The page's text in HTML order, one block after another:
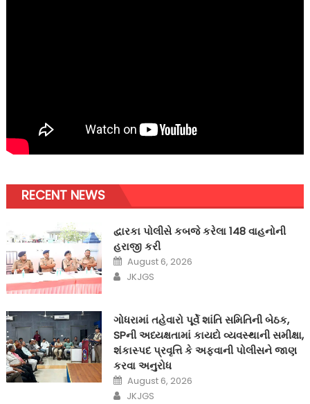
RECENT NEWS
દ્વારકા પોલીસે કબજે કરેલા 148 વાહનોની
હરાજી કરી
Posted
on
August 6, 2026
Author
JKJGS
ગોધરામાં તહેવારો પૂર્વે શાંતિ સમિતિની બેઠક,
SPની અધ્યક્ષતામાં કાયદો વ્યવસ્થાની સમીક્ષા,
શંકાસ્પદ પ્રવૃત્તિ કે અફવાની પોલીસને જાણ
કરવા અનુરોધ
Posted
on
August 6, 2026
Author
JKJGS